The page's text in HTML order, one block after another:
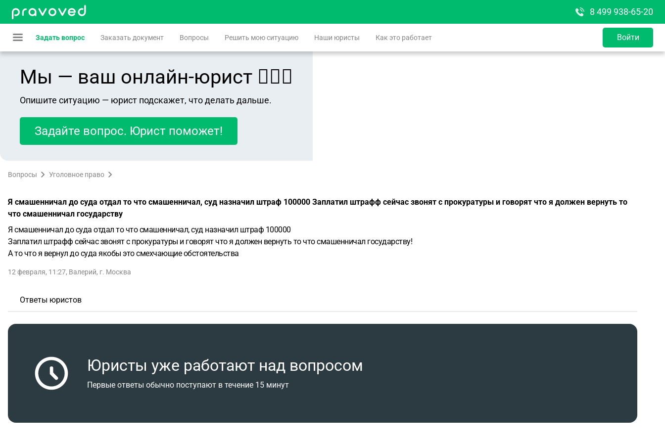
8 499 938-65-20
Задать вопрос Заказать документ Вопросы Решить мою ситуацию Наши юристы Как это работает Войти
Мы — ваш онлайн-юрист 👨🏻‍⚖️
Опишите ситуацию — юрист подскажет, что делать дальше.
Задайте вопрос. Юрист поможет!
Вопросы Уголовное право
Я смашенничал до суда отдал то что смашенничал, суд назначил штраф 100000 Заплатил штрафф сейчас звонят с прокуратуры и говорят что я должен вернуть то
что смашенничал государству
Я смашенничал до суда отдал то что смашенничал, суд назначил штраф 100000
Заплатил штрафф сейчас звонят с прокуратуры и говорят что я должен вернуть то что смашенничал государству!
А то что я вернул до суда якобы это смехчающие обстоятельства
12 февраля, 11:27, Валерий, г. Москва
Ответы юристов
Юристы уже работают над вопросом
Первые ответы обычно поступают в течение 15 минут